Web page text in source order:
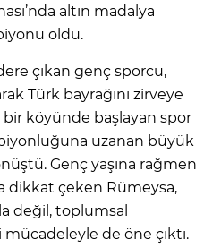
altın madalya
oldu.
çıkan genç sporcu,
Türk bayrağını zirveye
bir köyünde başlayan spor
uzanan büyük
Genç yaşına rağmen
dikkat çeken Rümeysa,
değil, toplumsal
mücadeleyle de öne çıktı.